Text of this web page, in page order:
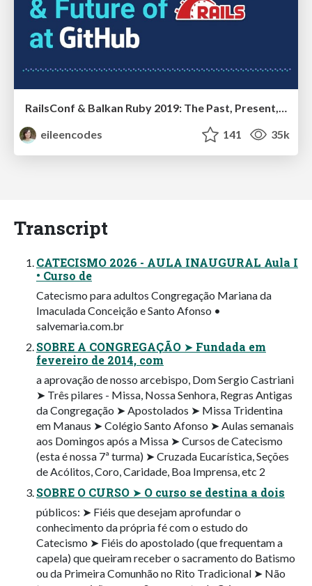
eileencodes
141 35k
Transcript
CATECISMO 2026 - AULA INAUGURAL Aula I
• Curso de
Catecismo para adultos Congregação Mariana da
Imaculada Conceição e Santo Afonso •
salvemaria.com.br
SOBRE A CONGREGAÇÃO ➤ Fundada em
fevereiro de 2014, com
a aprovação de nosso arcebispo, Dom Sergio Castriani
➤ Três pilares - Missa, Nossa Senhora, Regras Antigas
da Congregação ➤ Apostolados ➤ Missa Tridentina
em Manaus ➤ Colégio Santo Afonso ➤ Aulas semanais
aos Domingos após a Missa ➤ Cursos de Catecismo
(esta é nossa 7ª turma) ➤ Cruzada Eucarística, Seções
de Acólitos, Coro, Caridade, Boa Imprensa, etc 2
SOBRE O CURSO ➤ O curso se destina a dois
públicos: ➤ Fiéis que desejam aprofundar o
conhecimento da própria fé com o estudo do
Catecismo ➤ Fiéis do apostolado (que frequentam a
capela) que queiram receber o sacramento do Batismo
ou da Primeira Comunhão no Rito Tradicional ➤ Não